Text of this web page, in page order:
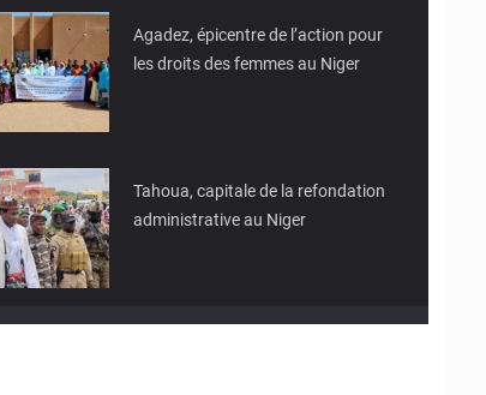
Agadez, épicentre de l’action pour
les droits des femmes au Niger
Tahoua, capitale de la refondation
administrative au Niger